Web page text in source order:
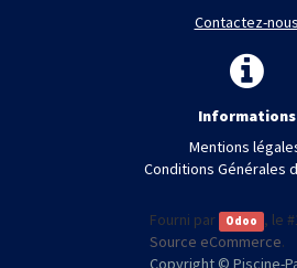
Contactez-nous
Informations
Mentions
Conditions Générales
Fourni par Odoo , le
Source eCommerce.
Copyright © Piscine-